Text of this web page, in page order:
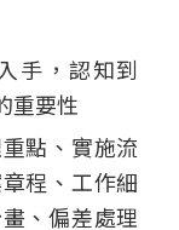
手，認知到
重要性
點、實施流
程、工作細
、偏差處理